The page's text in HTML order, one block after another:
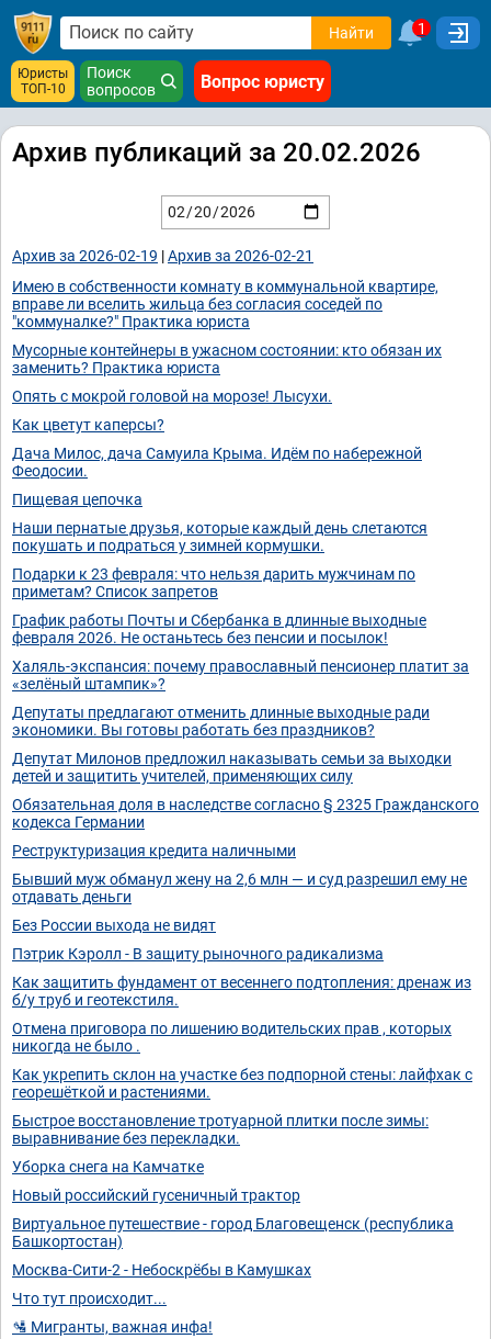
Найти 1
Юристы
ТОП-10
Поиск
вопросов
Вопрос юристу
Архив публикаций за 20.02.2026
Архив за 2026-02-19 |Архив за 2026-02-21
Имею в собственности комнату в коммунальной квартире,
вправе ли вселить жильца без согласия соседей по
"коммуналке?" Практика юриста
Мусорные контейнеры в ужасном состоянии: кто обязан их
заменить? Практика юриста
Опять с мокрой головой на морозе! Лысухи.
Как цветут каперсы?
Дача Милос, дача Самуила Крыма. Идём по набережной
Феодосии.
Пищевая цепочка
Наши пернатые друзья, которые каждый день слетаются
покушать и подраться у зимней кормушки.
Подарки к 23 февраля: что нельзя дарить мужчинам по
приметам? Список запретов
График работы Почты и Сбербанка в длинные выходные
февраля 2026. Не останьтесь без пенсии и посылок!
Халяль-экспансия: почему православный пенсионер платит за
«зелёный штампик»?
Депутаты предлагают отменить длинные выходные ради
экономики. Вы готовы работать без праздников?
Депутат Милонов предложил наказывать семьи за выходки
детей и защитить учителей, применяющих силу
Обязательная доля в наследстве согласно § 2325 Гражданского
кодекса Германии
Реструктуризация кредита наличными
Бывший муж обманул жену на 2,6 млн — и суд разрешил ему не
отдавать деньги
Без России выхода не видят
Пэтрик Кэролл - В защиту рыночного радикализма
Как защитить фундамент от весеннего подтопления: дренаж из
б/у труб и геотекстиля.
Отмена приговора по лишению водительских прав , которых
никогда не было .
Как укрепить склон на участке без подпорной стены: лайфхак с
георешёткой и растениями.
Быстрое восстановление тротуарной плитки после зимы:
выравнивание без перекладки.
Уборка снега на Камчатке
Новый российский гусеничный трактор
Виртуальное путешествие - город Благовещенск (республика
Башкортостан)
Москва-Сити-2 - Небоскрёбы в Камушках
Что тут происходит...
🛂 Мигранты, важная инфа!